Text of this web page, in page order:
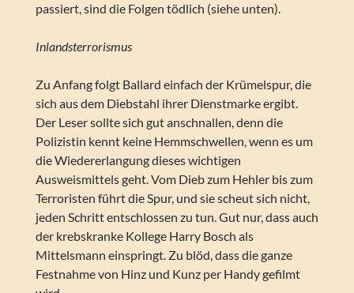
passiert, sind die Folgen tödlich (siehe unten).
Inlandsterrorismus
Zu Anfang folgt Ballard einfach der Krümelspur, die
sich aus dem Diebstahl ihrer Dienstmarke ergibt.
Der Leser sollte sich gut anschnallen, denn die
Polizistin kennt keine Hemmschwellen, wenn es um
die Wiedererlangung dieses wichtigen
Ausweismittels geht. Vom Dieb zum Hehler bis zum
Terroristen führt die Spur, und sie scheut sich nicht,
jeden Schritt entschlossen zu tun. Gut nur, dass auch
der krebskranke Kollege Harry Bosch als
Mittelsmann einspringt. Zu blöd, dass die ganze
Festnahme von Hinz und Kunz per Handy gefilmt